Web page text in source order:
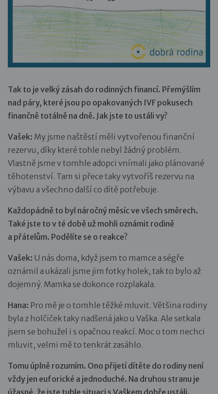
Tak to je velký zásah do rodinných financí. Přemýšlím
nad páry, které jsou po opakovaných IVF pokusech
finančně totálně na dně. Jak jste to ustáli vy?
Vašek: My jsme naštěstí měli vytvořenou finanční
rezervu, díky které tohle nebyl žádný problém.
Vlastně jsme v tomhle adopci vnímali jako plánované
těhotenství. Tam si přece taky vytvoříš rezervu na
výbavu a všechno další co dítě potřebuje.
Každopádně to byl náročný měsíc ve všech směrech.
Také jste to v té době už mohli oznámit rodině
a přátelům. Podělíte se o reakce?
Vašek: U nás doma, když jsem to mamce a ségře
oznámil a ukázali jsme jim fotky holek, tak to bylo až
dojemný. Mamka se dokonce rozplakala.
Hana: Pro mě je o tomhle těžké mluvit. Většina rodiny
byla z holčiček taky nadšená jako u Vaška. Ale setkala
jsem se bohužel i s opačnou reakcí. Moc o tom nechci
mluvit, velmi mě to tenkrát zasáhlo.
Tomu úplně rozumím. Ono přijetí dítěte do rodiny není
vždy jen euforické a jednoduché. Na druhou stranu je
úžasné, že jste tuhle situaci s Vaškem dobře ustáli.